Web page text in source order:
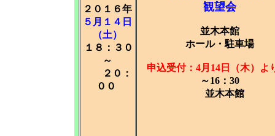
２０１６年
５月１４日
（土）
１８：３０
～
２０：
００
観望会
並木本館
ホール・駐車場
申込受付：4月14日（木）よ
～16：30
並木本館